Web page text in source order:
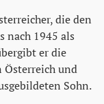
die den
nach 1945 als
er die
Österreich und
Sohn.